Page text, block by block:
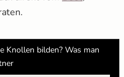
Knollen bilden? Was man